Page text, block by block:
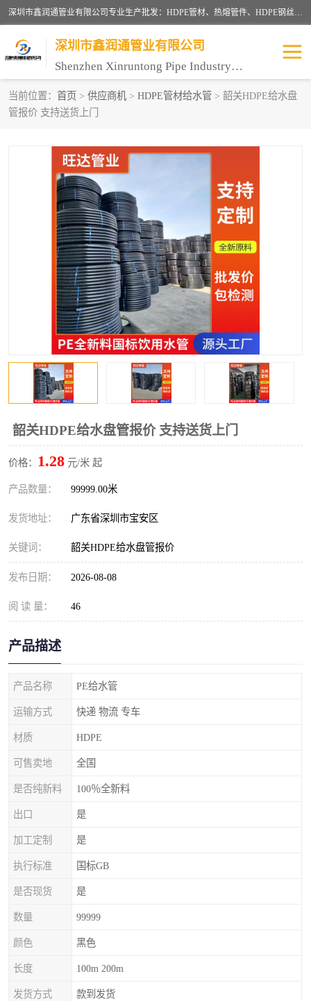
深圳市鑫润通管业有限公司专业生产批发：HDPE管材、热熔管件、HDPE钢丝骨架管、电熔管件、HDPE双壁波纹管、MPP电力管、井盖、PVC管材管件、PPR管材管件等；公司自创建以来，始终秉承“团结、务实、创新、守信”的服务宗旨，凭借专业的服务以及多年的勤奋拼搏，发展成为一家专业销售各种管材管件，绝缘电工套管及配件等系列产品的贸易公司。
深圳市鑫润通管业有限公司
Shenzhen Xinruntong Pipe Industry Co., Ltd
当前位置： 首页 > 供应商机 > HDPE管材给水管 > 韶关HDPE给水盘
管报价 支持送货上门
韶关HDPE给水盘管报价 支持送货上门
价格： 1.28 元/米 起
产品数量： 99999.00米
发货地址： 广东省深圳市宝安区
关键词： 韶关HDPE给水盘管报价
发布日期： 2026-08-08
阅 读 量： 46
产品描述
产品名称 PE给水管
运输方式 快递 物流 专车
材质 HDPE
可售卖地 全国
是否纯新料 100％全新料
出口 是
加工定制 是
执行标准 国标GB
是否现货 是
数量 99999
颜色 黑色
长度 100m 200m
发货方式 款到发货
HDPE管材给水管
HDPE双壁波纹管 HDPE电力通讯管
UPVC电力通讯管 MPP电力通信管
联塑PVC管 联塑PPR管
联塑PE管 联塑家装红蓝线管